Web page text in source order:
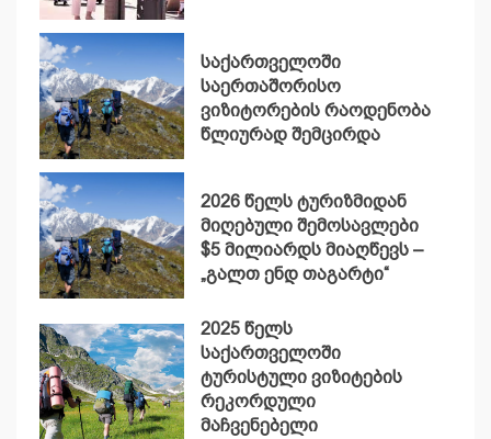
საქართველოში
საერთაშორისო
ვიზიტორების რაოდენობა
წლიურად შემცირდა
2026 წელს ტურიზმიდან
მიღებული შემოსავლები
$5 მილიარდს მიაღწევს –
„გალთ ენდ თაგარტი“
2025 წელს
საქართველოში
ტურისტული ვიზიტების
რეკორდული
მაჩვენებელი